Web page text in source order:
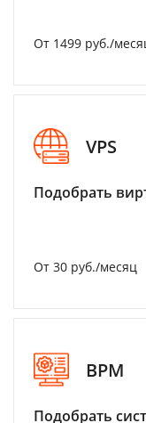
От 1499 руб./
VPS
Подобрать
От 30 руб./месяц
BPM
Подобрать